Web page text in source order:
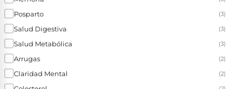
Posparto (3)
Salud Digestiva (3)
Salud Metabólica (3)
Arrugas (2)
Claridad Mental (2)